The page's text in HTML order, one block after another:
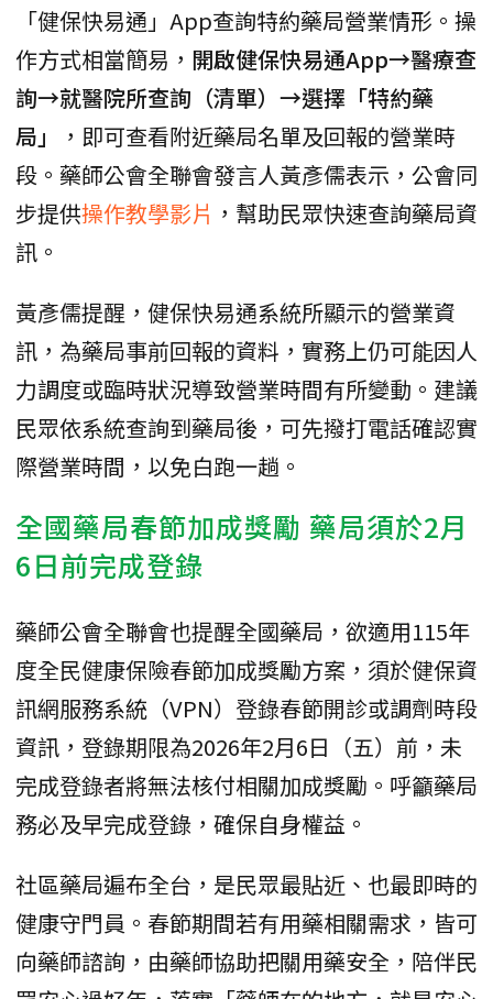
「健保快易通」App查詢特約藥局營業情形。操
作方式相當簡易， 開啟健保快易通App→醫療查
詢→就醫院所查詢（清單）→選擇「特約藥
局」
，即可查看附近藥局名單及回報的營業時
段。藥師公會全聯會發言人黃彥儒表示，公會同
步提供操作教學影片 ，幫助民眾快速查詢藥局資
訊。
黃彥儒提醒，健保快易通系統所顯示的營業資
訊，為藥局事前回報的資料，實務上仍可能因人
力調度或臨時狀況導致營業時間有所變動。建議
民眾依系統查詢到藥局後，可先撥打電話確認實
際營業時間，以免白跑一趟。
全國藥局春節加成獎勵 藥局須於2月
6日前完成登錄
藥師公會全聯會也提醒全國藥局，欲適用115年
度全民健康保險春節加成獎勵方案，須於健保資
訊網服務系統（VPN）登錄春節開診或調劑時段
資訊，登錄期限為2026年2月6日（五）前，未
完成登錄者將無法核付相關加成獎勵。呼籲藥局
務必及早完成登錄，確保自身權益。
社區藥局遍布全台，是民眾最貼近、也最即時的
健康守門員。春節期間若有用藥相關需求，皆可
向藥師諮詢，由藥師協助把關用藥安全，陪伴民